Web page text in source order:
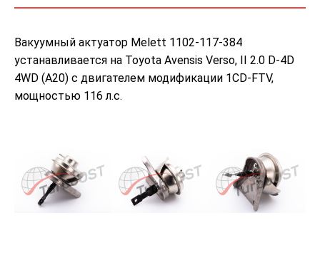
Вакуумный актуатор Melett 1102-117-384
устанавливается на Toyota Avensis Verso, II 2.0 D-4D
4WD (A20) с двигателем модификации 1CD-FTV,
мощностью 116 л.с.